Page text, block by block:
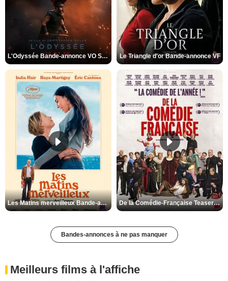
L'Odyssée Bande-annonce VO STFR Le Triangle d'or Bande-annonce VF
Les Matins merveilleux Bande-annonce VF De la Comédie-Française Teaser VF
Bandes-annonces à ne pas manquer
Meilleurs films à l'affiche